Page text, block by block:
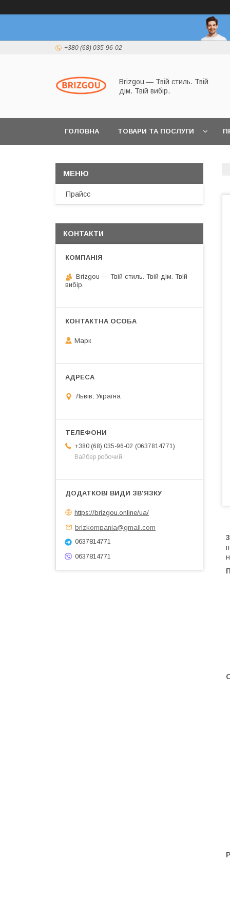
+380 (68) 035-96-02
Brizgou — Твій стиль. Твій
дім. Твій вибір.
ГОЛОВНА ТОВАРИ ТА ПОСЛУГИ
Прайсс
КОНТАКТИ
Brizgou — Твій стиль. Твій дім. Твій
вибір.
Марк
Львів, Україна
+380 (68) 035-96-02
0637814771
Вайбер робочий
https://brizgou.online/ua/
brizkompania@gmail.com
0637814771
0637814771